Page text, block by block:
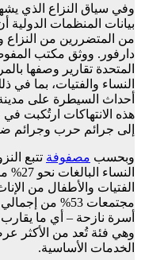
بيانات المنظمات الدولية
من المتضررين من النزاع
دارفور. ووثق مكتب
المتحدة تقارير وصفها
النساء والفتيات، بما في
أحداث السيطرة على
هذه الانتهاكات ارتُكبت
إلى جرائم حرب وجرائم
وبحسب مصفوفة تتبع
وهي فئة تُعد من الأكثر
الخدمات الأساسية.